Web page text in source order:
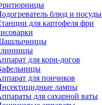
блюд и посуды
для картофеля фри
для корн-догов
для пончиков
лампы
для сахарной ваты